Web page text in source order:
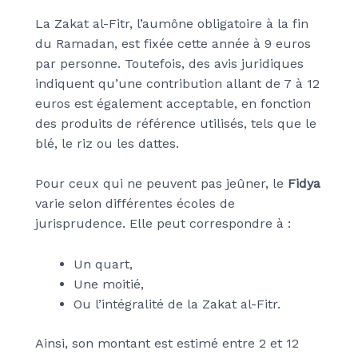
La Zakat al-Fitr, l’aumône obligatoire à la fin
du Ramadan, est fixée cette année à 9 euros
par personne. Toutefois, des avis juridiques
indiquent qu’une contribution allant de 7 à 12
euros est également acceptable, en fonction
des produits de référence utilisés, tels que le
blé, le riz ou les dattes.
Pour ceux qui ne peuvent pas jeûner, le Fidya
varie selon différentes écoles de
jurisprudence. Elle peut correspondre à :
Un quart,
Une moitié,
Ou l’intégralité de la Zakat al-Fitr.
Ainsi, son montant est estimé entre 2 et 12